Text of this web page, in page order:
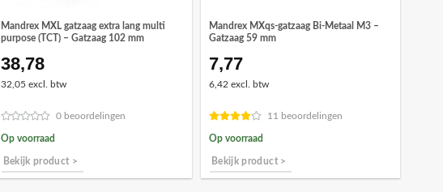
Mandrex MXL gatzaag extra lang multi
purpose (TCT) – Gatzaag 102 mm
38,78
32,05 excl. btw
0 beoordelingen
Op voorraad
Bekijk product >
Mandrex MXqs-gatzaag Bi-Metaal M3 –
Gatzaag 59 mm
7,77
6,42 excl. btw
11 beoordelingen
Op voorraad
Bekijk product >